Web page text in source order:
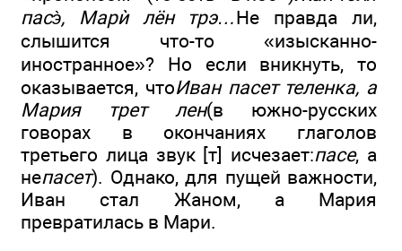
пасэ̀, Марѝ лён трэ…Не правда ли,
слышится что-то «изысканно-
иностранное»? Но если вникнуть, то
оказывается, чтоИван пасет теленка, а
Мария трет лен(в южно-русских
говорах в окончаниях глаголов
третьего лица звук [т] исчезает:пасе, а
непасет). Однако, для пущей важности,
Иван стал Жаном, а Мария
превратилась в Мари.